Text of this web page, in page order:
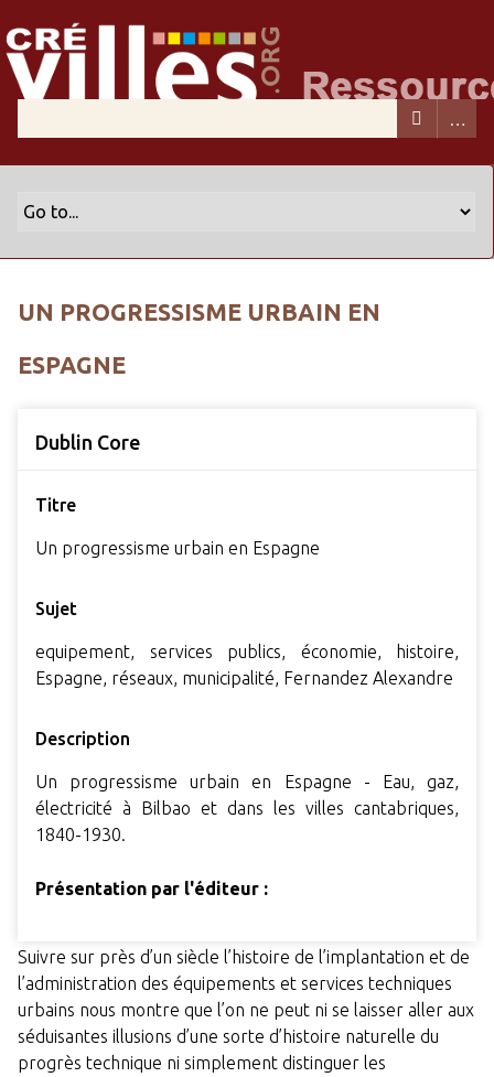
UN PROGRESSISME URBAIN EN
ESPAGNE
Dublin Core
Titre
Un progressisme urbain en Espagne
Sujet
equipement, services publics, économie, histoire,
Espagne, réseaux, municipalité, Fernandez Alexandre
Description
Un progressisme urbain en Espagne - Eau, gaz,
électricité à Bilbao et dans les villes cantabriques,
1840-1930.
Présentation par l'éditeur :
Suivre sur près d’un siècle l’histoire de l’implantation et de
l’administration des équipements et services techniques
urbains nous montre que l’on ne peut ni se laisser aller aux
séduisantes illusions d’une sorte d’histoire naturelle du
progrès technique ni simplement distinguer les